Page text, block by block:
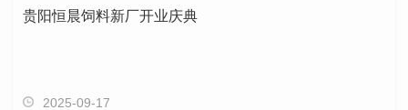
贵阳恒晨饲料新厂开业庆典
2025-09-17